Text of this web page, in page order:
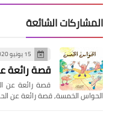
المشاركات الشائعة
15 يونيو 2020
قصة رائعة
قصة رائعة عن
الحواس الخمسة, قصة رائعة عن